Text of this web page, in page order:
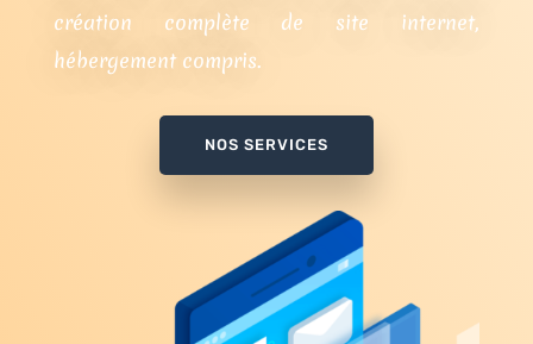
création complète de site internet,
hébergement compris.
NOS SERVICES